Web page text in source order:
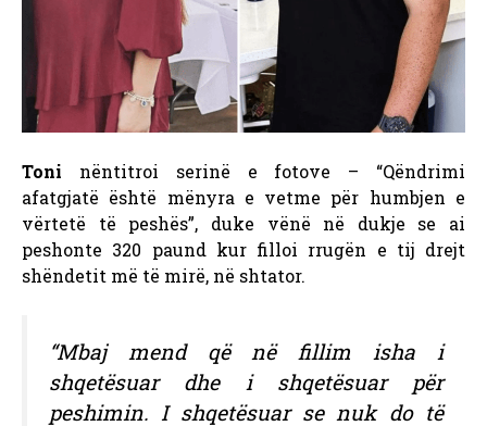
Toni nëntitroi serinë e fotove – “Qëndrimi
afatgjatë është mënyra e vetme për humbjen e
vërtetë të peshës”, duke vënë në dukje se ai
peshonte 320 paund kur filloi rrugën e tij drejt
shëndetit më të mirë, në shtator.
“Mbaj mend që në fillim isha i
shqetësuar dhe i shqetësuar për
peshimin. I shqetësuar se nuk do të